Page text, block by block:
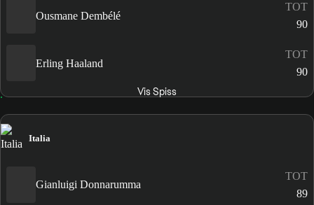
Ousmane Dembélé
TOT
90
Erling Haaland
TOT
90
Vis Spiss
Italia
Gianluigi Donnarumma
TOT
89